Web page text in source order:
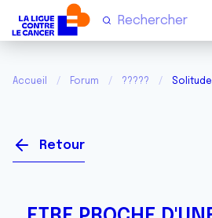
Accueil Forum ????? Solitude
Retour